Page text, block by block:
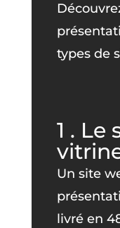
types de
1 . Le
Un site
livré en